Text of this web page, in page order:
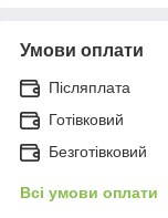
Умови оплати
Післяплата
Готівковий
Безготівковий
Всі умови оплати